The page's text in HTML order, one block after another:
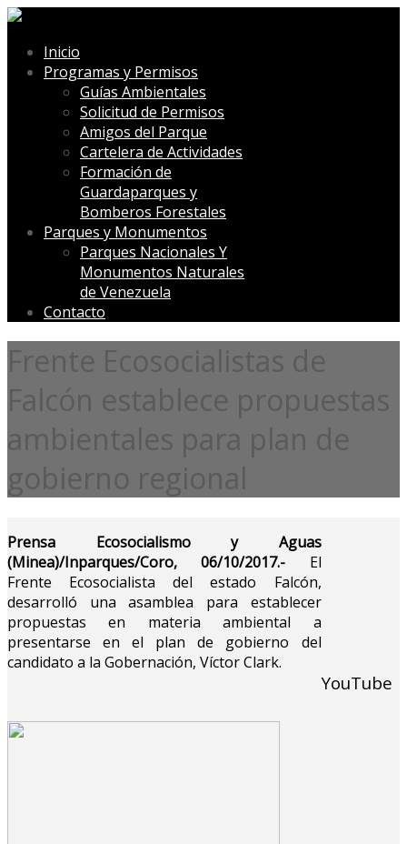
Inicio
Programas y Permisos
Guías Ambientales
Solicitud de Permisos
Amigos del Parque
Cartelera de Actividades
Formación de
Guardaparques y
Bomberos Forestales
Parques y Monumentos
Parques Nacionales Y
Monumentos Naturales
de Venezuela
Contacto
Frente Ecosocialistas de
Falcón establece propuestas
ambientales para plan de
gobierno regional
Prensa Ecosocialismo y Aguas
(Minea)/Inparques/Coro, 06/10/2017.- El
Frente Ecosocialista del estado Falcón,
desarrolló una asamblea para establecer
propuestas en materia ambiental a
presentarse en el plan de gobierno del
candidato a la Gobernación, Víctor Clark.
YouTube